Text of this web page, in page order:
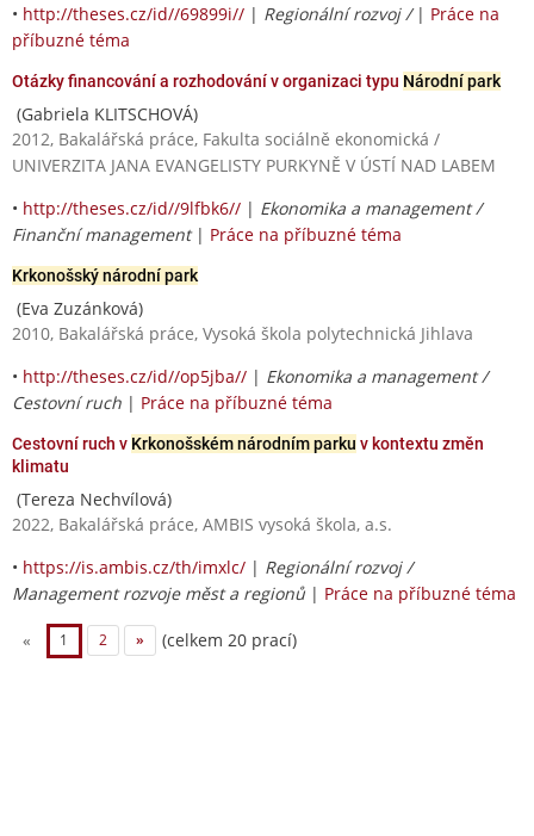
• http://theses.cz/id//69899i// | Regionální rozvoj / | Práce na
příbuzné téma
Otázky financování a rozhodování v organizaci typu Národní park
(Gabriela KLITSCHOVÁ)
2012, Bakalářská práce, Fakulta sociálně ekonomická /
UNIVERZITA JANA EVANGELISTY PURKYNĚ V ÚSTÍ NAD LABEM
• http://theses.cz/id//9lfbk6// | Ekonomika a management /
Finanční management| Práce na příbuzné téma
Krkonošský národní park
(Eva Zuzánková)
2010, Bakalářská práce, Vysoká škola polytechnická Jihlava
• http://theses.cz/id//op5jba// | Ekonomika a management /
Cestovní ruch | Práce na příbuzné téma
Cestovní ruch v Krkonošském národním parku v kontextu změn
klimatu
(Tereza Nechvílová)
2022, Bakalářská práce, AMBIS vysoká škola, a.s.
• https://is.ambis.cz/th/imxlc/ | Regionální rozvoj /
Management rozvoje měst a regionů | Práce na příbuzné téma
« 1 2 » (celkem 20 prací)